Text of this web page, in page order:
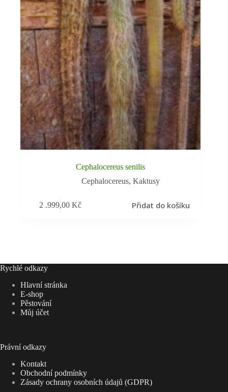
Cephalocereus senilis
Cephalocereus,Kaktusy
2 .999,00Kč Přidat do košíku
Rychlé odkazy
Hlavní stránka
E-shop
Pěstování
Můj účet
Právní odkazy
Kontakt
Obchodní podmínky
Zásady ochrany osobních údajů (GDPR)